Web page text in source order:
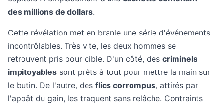
des millions de dollars.
Cette révélation met en branle une série d'événements
incontrôlables. Très vite, les deux hommes se
retrouvent pris pour cible. D'un côté, des criminels
impitoyables sont prêts à tout pour mettre la main sur
le butin. De l'autre, des flics corrompus, attirés par
l'appât du gain, les traquent sans relâche. Contraints